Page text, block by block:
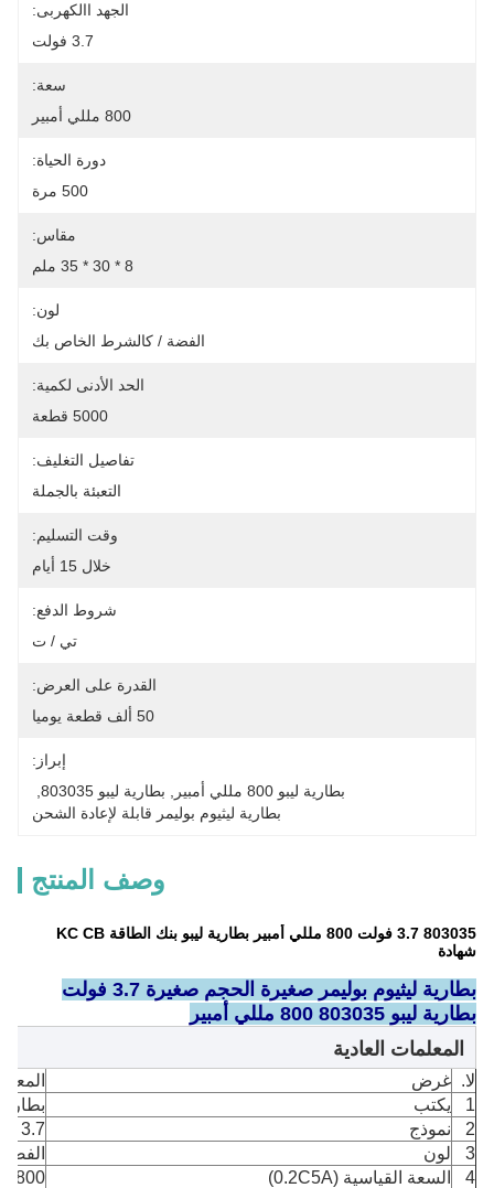
الجهد االكهربى:
3.7 فولت
سعة:
800 مللي أمبير
دورة الحياة:
500 مرة
مقاس:
8 * 30 * 35 ملم
لون:
الفضة / كالشرط الخاص بك
الحد الأدنى لكمية:
5000 قطعة
تفاصيل التغليف:
التعبئة بالجملة
وقت التسليم:
خلال 15 أيام
شروط الدفع:
تي / ت
القدرة على العرض:
50 ألف قطعة يوميا
إبراز:
بطارية ليبو 800 مللي أمبير
بطارية ليبو 803035
بطارية ليثيوم بوليمر قابلة لإعادة الشحن
وصف المنتج
803035 3.7 فولت 800 مللي أمبير بطارية ليبو بنك الطاقة KC CB
شهادة
بطارية ليثيوم بوليمر صغيرة الحجم صغيرة 3.7 فولت
بطارية ليبو 803035 800 مللي أمبير
المعلمات العادية
لا. غرض
1
يكتب
2
نموذج
3.7 فولت 800 مللي أمبير 803035PL
3
لون
4
السعة القياسية (0.2C5A)
800 مللي أمبير